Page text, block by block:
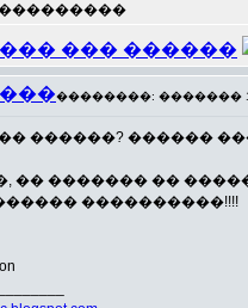
��������: ������� 16
������? ������
�� ������� ��
������ ����������!!!!